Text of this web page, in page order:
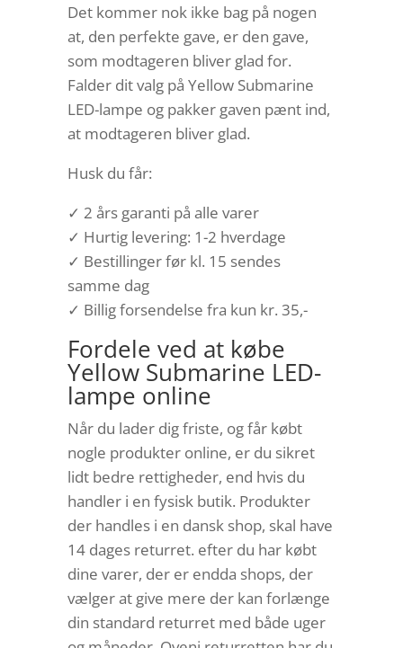
Det kommer nok ikke bag på nogen
at, den perfekte gave, er den gave,
som modtageren bliver glad for.
Falder dit valg på Yellow Submarine
LED-lampe og pakker gaven pænt ind,
at modtageren bliver glad.
Husk du får:
✓ 2 års garanti på alle varer
✓ Hurtig levering: 1-2 hverdage
✓ Bestillinger før kl. 15 sendes
samme dag
✓ Billig forsendelse fra kun kr. 35,-
Fordele ved at købe
Yellow Submarine LED-
lampe online
Når du lader dig friste, og får købt
nogle produkter online, er du sikret
lidt bedre rettigheder, end hvis du
handler i en fysisk butik. Produkter
der handles i en dansk shop, skal have
14 dages returret. efter du har købt
dine varer, der er endda shops, der
vælger at give mere der kan forlænge
din standard returret med både uger